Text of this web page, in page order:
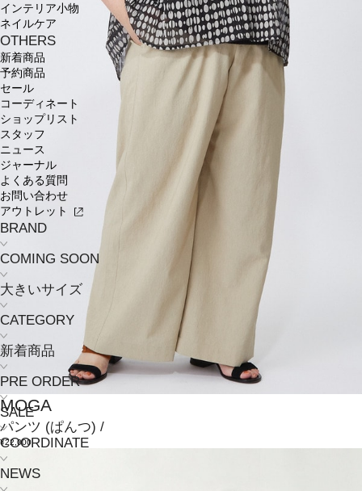
インテリア小物
ネイルケア
OTHERS
新着商品
予約商品
セール
コーディネート
ショップリスト
スタッフ
ニュース
ジャーナル
よくある質問
お問い合わせ
アウトレット
BRAND
COMING SOON
大きいサイズ
CATEGORY
新着商品
PRE ORDER
SALE
COORDINATE
NEWS
MOGA
パンツ (ぱんつ) /
¥22,000